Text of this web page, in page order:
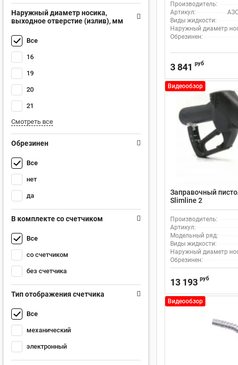
Наружный диаметр носика,
выходное отверстие (излив), мм
Все
16
19
20
21
Смотреть все
Обрезинен
Все
нет
да
В комплекте со счетчиком
Все
со счетчиком
без счетчика
Тип отображения счетчика
Все
механический
электронный
Производитель:
Артикул:
Виды жидкости:
Наружный диаметр
Обрезинен:
3 841 руб
Видеообзор
Заправочный
Slimline 2
Производитель:
Артикул:
Модельный ряд:
Виды жидкости:
Наружный диаметр
Обрезинен:
13 193 руб
Видеообзор